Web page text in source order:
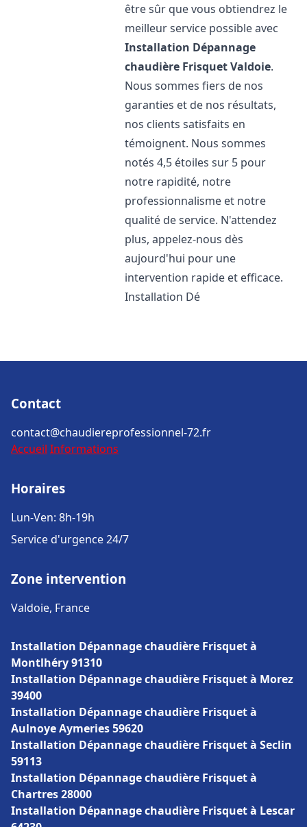
être sûr que vous obtiendrez le
meilleur service possible avec
Installation Dépannage
chaudière FrisquetValdoie.
Nous sommes fiers de nos
garanties et de nos résultats,
nos clients satisfaits en
témoignent. Nous sommes
notés 4,5 étoiles sur 5 pour
notre rapidité, notre
professionnalisme et notre
qualité de service. N'attendez
plus, appelez-nous dès
aujourd'hui pour une
intervention rapide et efficace.
Installation Dé
Contact
contact@chaudiereprofessionnel-72.fr
Accueil Informations
Horaires
Lun-Ven: 8h-19h
Service d'urgence 24/7
Zone intervention
Valdoie, France
Installation Dépannage chaudière Frisquet à
Montlhéry 91310
Installation Dépannage chaudière Frisquet à Morez
39400
Installation Dépannage chaudière Frisquet à
Aulnoye Aymeries 59620
Installation Dépannage chaudière Frisquet à Seclin
59113
Installation Dépannage chaudière Frisquet à
Chartres 28000
Installation Dépannage chaudière Frisquet à Lescar